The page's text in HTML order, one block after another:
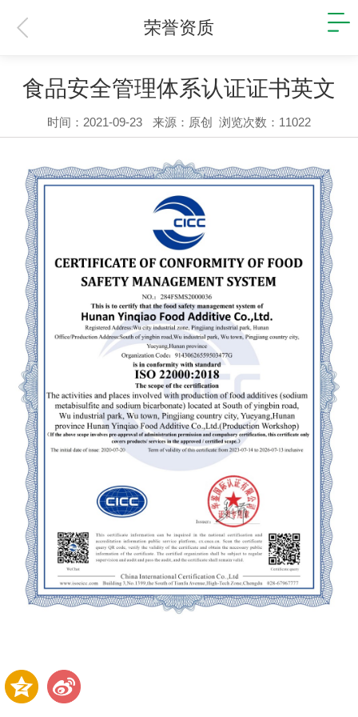
荣誉资质
食品安全管理体系认证证书英文
时间：2021-09-23 来源：原创 浏览次数：11022